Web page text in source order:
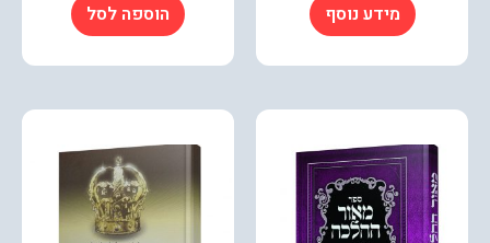
מידע נוסף הוספה לסל